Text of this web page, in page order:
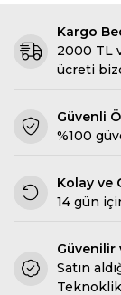
Kargo
2000 TL
ücreti
Güvenli
%100
Kolay ve
14 gün
Güvenilir
Satın